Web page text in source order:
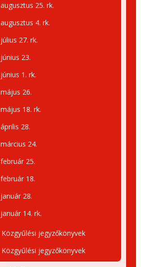
25. rk.
4. rk.
27. rk.
23.
1. rk.
26.
18. rk.
28.
24.
25.
18.
28.
14. rk.
Közgyűlési jegyzőkönyvek
Közgyűlési jegyzőkönyvek